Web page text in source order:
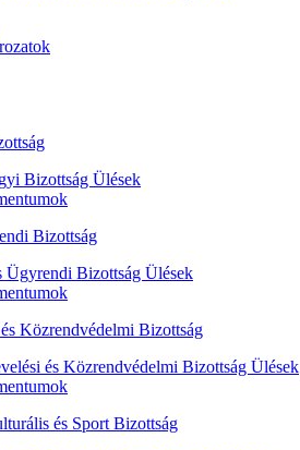
Bizottság Ülések
Bizottság
Ügyrendi Bizottság Ülések
Közrendvédelmi Bizottság
és Közrendvédelmi Bizottság Ülések
és Sport Bizottság